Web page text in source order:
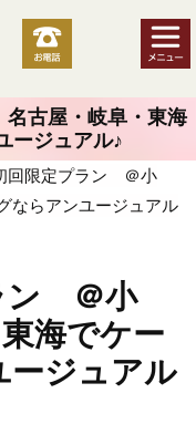
古屋・岐阜・東海
ージュアル♪
限定プラン ＠小
ならアンユージュアル
ン ＠小
海でケー
ージュアル